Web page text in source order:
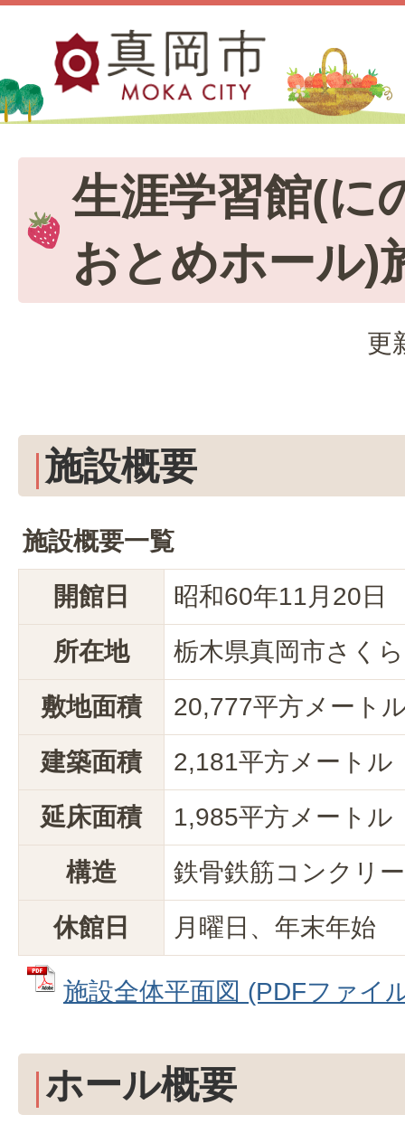
生涯学習館(に
おとめホール)
更
施設概要
施設概要一覧
開館日
昭和60年11月20日
所在地
栃木県真岡市さく
敷地面積
20,777平方メート
建築面積
2,181平方メートル
延床面積
1,985平方メートル
構造
鉄骨鉄筋コンクリ
休館日
月曜日、年末年始
施設全体平面図 (PDFファイ
ホール概要